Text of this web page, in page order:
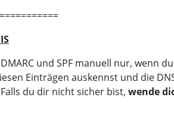
und SPF manuell nur, wenn du
Einträgen auskennst und die
du dir nicht sicher bist, wende